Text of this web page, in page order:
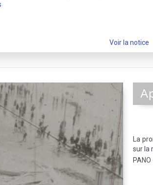
Voir la notice
La
sur la